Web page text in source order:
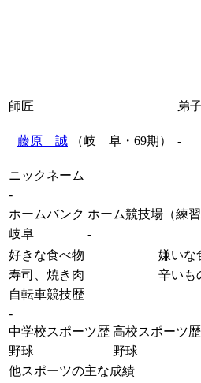
師匠 弟子
藤原 誠 （岐 阜・69期） -
ニックネーム
-
ホームバンク ホーム競技場（練習
岐阜
-
好きな食べ物
嫌いな
寿司、焼き肉
辛いも
自転車競技歴
-
中学校スポーツ歴 高校スポーツ歴
野球
野球
他スポーツの主な成績